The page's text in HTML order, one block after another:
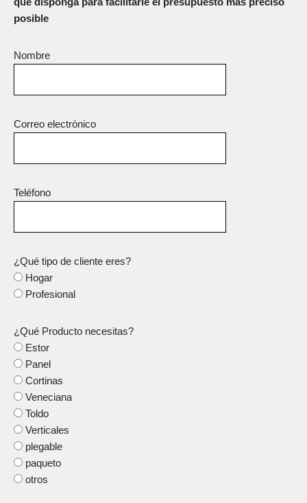
posible
Nombre
Correo electrónico
Teléfono
¿Qué tipo de cliente eres?
Hogar
Profesional
¿Qué Producto necesitas?
Estor
Panel
Cortinas
Veneciana
Toldo
Verticales
plegable
paqueto
otros